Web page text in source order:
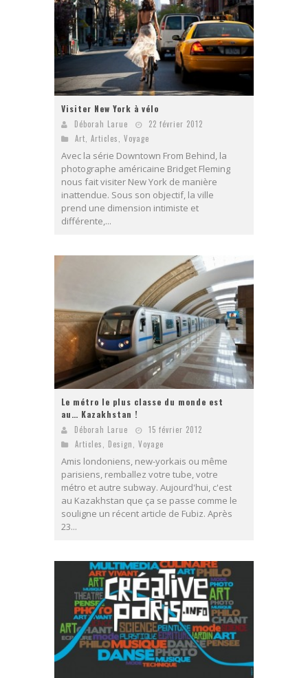
Visiter New York à vélo
Déborah Larue
22 février 2012
Art, Articles, Voyage
Avec la série Downtown From Behind, la
photographe américaine Bridget Fleming
nous fait visiter New York de manière
inattendue. Sous son objectif, la ville
prend une dimension intimiste et
différente,...
Le métro le plus classe du monde est
au… Kazakhstan !
Déborah Larue
15 février 2012
Articles
Design Voyage
Amis londoniens, new-yorkais ou même
parisiens, remballez votre tube, votre
métro et autre subway. Aujourd'hui, c'est
au Kazakhstan que ça se passe comme le
souligne un récent article de Fubiz. Après
23...